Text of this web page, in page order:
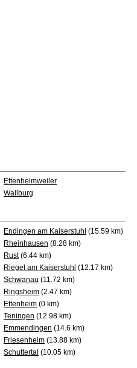
Ettenheimweiler
Wallburg
Endingen am Kaiserstuhl (15.59 km)
Rheinhausen (8.28 km)
Rust(6.44 km)
Riegel am Kaiserstuhl (12.17 km)
Schwanau (11.72 km)
Ringsheim (2.47 km)
Ettenheim (0 km)
Teningen (12.98 km)
Emmendingen (14.6 km)
Friesenheim (13.88 km)
Schuttertal (10.05 km)